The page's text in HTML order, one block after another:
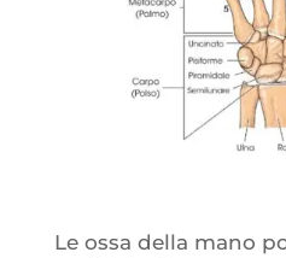
Le ossa della mano